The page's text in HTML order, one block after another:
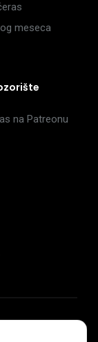
meseca
na Patreonu